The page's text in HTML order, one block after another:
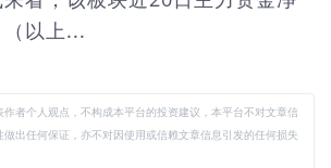
以上...
者个人观点，不构成本平台的投资建议，本平台不对文章信
出任何保证，亦不对因使用或信赖文章信息引发的任何损失